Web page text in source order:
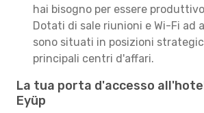
hai bisogno per essere
Dotati di sale riunioni e Wi-Fi ad
sono situati in posizioni
principali centri d'affari.
La tua porta d'accesso
Eyüp